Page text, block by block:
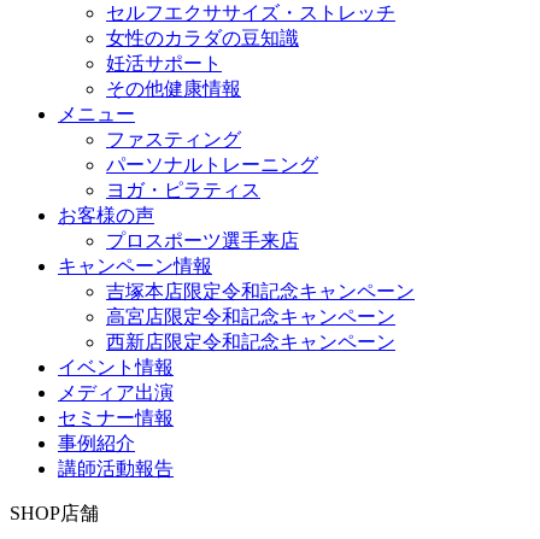
セルフエクササイズ・ストレッチ
女性のカラダの豆知識
妊活サポート
その他健康情報
メニュー
ファスティング
パーソナルトレーニング
ヨガ・ピラティス
お客様の声
プロスポーツ選手来店
キャンペーン情報
吉塚本店限定令和記念キャンペーン
高宮店限定令和記念キャンペーン
西新店限定令和記念キャンペーン
イベント情報
メディア出演
セミナー情報
事例紹介
講師活動報告
SHOP店舗